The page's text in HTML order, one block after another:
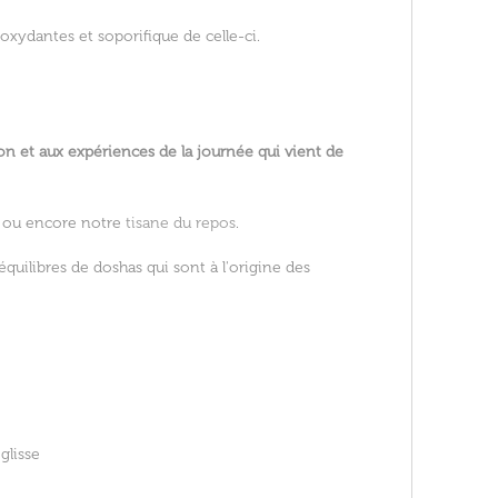
et soporifique de celle-ci.
et aux expériences de la journée qui vient de
ou encore notre tisane du repos.
de doshas qui sont à l'origine des